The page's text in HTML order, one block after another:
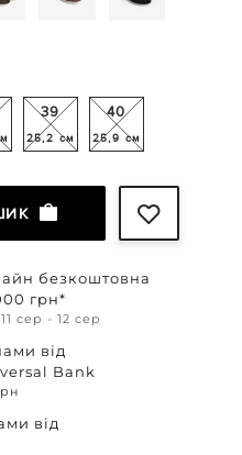
39
25,2 см
40
25,9 см
безкоштовна
грн*
сер - 12 сер
від
Bank
від